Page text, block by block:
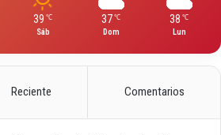
39 ℃
Sáb
37 ℃
Dom
38 ℃
Lun
Reciente Comentarios